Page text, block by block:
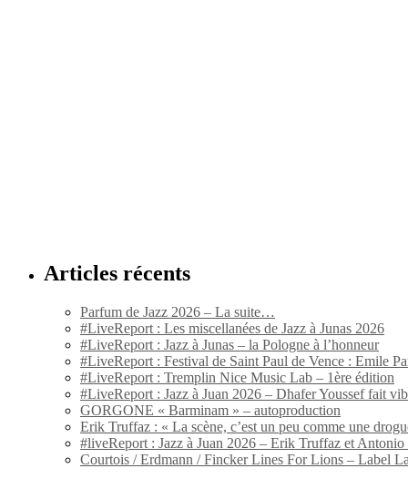
Articles récents
Parfum de Jazz 2026 – La suite…
#LiveReport : Les miscellanées de Jazz à Junas 2026
#LiveReport : Jazz à Junas – la Pologne à l’honneur
#LiveReport : Festival de Saint Paul de Vence : Emile
#LiveReport : Tremplin Nice Music Lab – 1ère édition
#LiveReport : Jazz à Juan 2026 – Dhafer Youssef fait
GORGONE « Barminam » – autoproduction
Erik Truffaz : « La scène, c’est un peu comme une
#liveReport : Jazz à Juan 2026 – Erik Truffaz et
Courtois / Erdmann / Fincker Lines For Lions – Label